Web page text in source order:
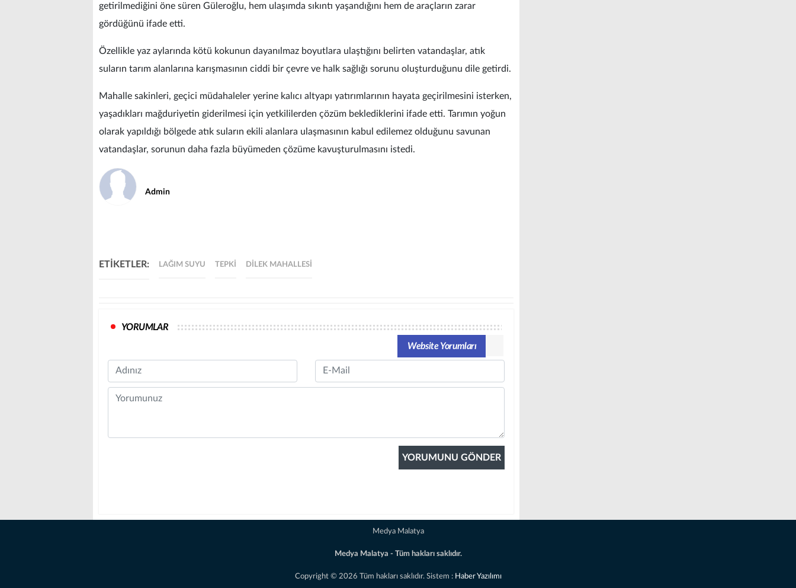
getirilmediğini öne süren Güleroğlu, hem ulaşımda sıkıntı yaşandığını hem de araçların zarar
gördüğünü ifade etti.
Özellikle yaz aylarında kötü kokunun dayanılmaz boyutlara ulaştığını belirten vatandaşlar, atık
suların tarım alanlarına karışmasının ciddi bir çevre ve halk sağlığı sorunu oluşturduğunu dile getirdi.
Mahalle sakinleri, geçici müdahaleler yerine kalıcı altyapı yatırımlarının hayata geçirilmesini isterken,
yaşadıkları mağduriyetin giderilmesi için yetkililerden çözüm beklediklerini ifade etti. Tarımın yoğun
olarak yapıldığı bölgede atık suların ekili alanlara ulaşmasının kabul edilemez olduğunu savunan
vatandaşlar, sorunun daha fazla büyümeden çözüme kavuşturulmasını istedi.
Admin
ETİKETLER: LAĞIM SUYU TEPKI DILEK MAHALLESI
YORUMLAR
Website Yorumları
Name Email
Comment
Medya Malatya
Medya Malatya - Tüm hakları saklıdır.
Copyright © 2026 Tüm hakları saklıdır. Sistem : Haber Yazılımı